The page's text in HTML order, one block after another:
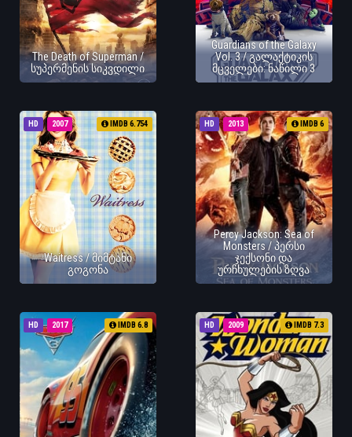
The Death of Superman /
სუპერმენის სიკვდილი
Guardians of the Galaxy
Vol. 3 / გალაქტიკის
მცველები: ნაწილი 3
HD 2007 IMDB 6.754
Waitress / მიმტანი
გოგონა
HD 2013 IMDB 6
Percy Jackson: Sea of
Monsters / პერსი
ჯექსონი და
ურჩხულების ზღვა
HD 2017 IMDB 6.8 HD 2009 IMDB 7.3